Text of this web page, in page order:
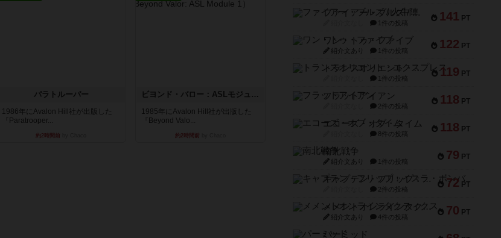
パラトルーパー
1986年にAvalon Hill社が出版した
『Paratrooper...
約2時間前
ビヨンド・バロー：ASLモジュール1
1985年にAvalon Hill社が出版した
『Beyond Valo...
約2時間前
141 PT
ファイアー・ブルズ / 火牛陣
1件の投稿
122 PT
ワン・トゥ・ファイブ
紹介文あり 1件の投稿
119 PT
トランスオリエント・エクスプレス
1件の投稿
118 PT
フラットアイアン
2件の投稿
118 PT
エコーズ・オブ・タイム
8件の投稿
79 PT
南北戦争
紹介文あり 1件の投稿
72 PT
キャプテン・フリップ：イスラ・ボンバ
2件の投稿
70 PT
メメントオンラインタクティクス
紹介文あり 4件の投稿
パーミッド